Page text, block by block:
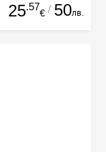
25.57
€ / 50лв.